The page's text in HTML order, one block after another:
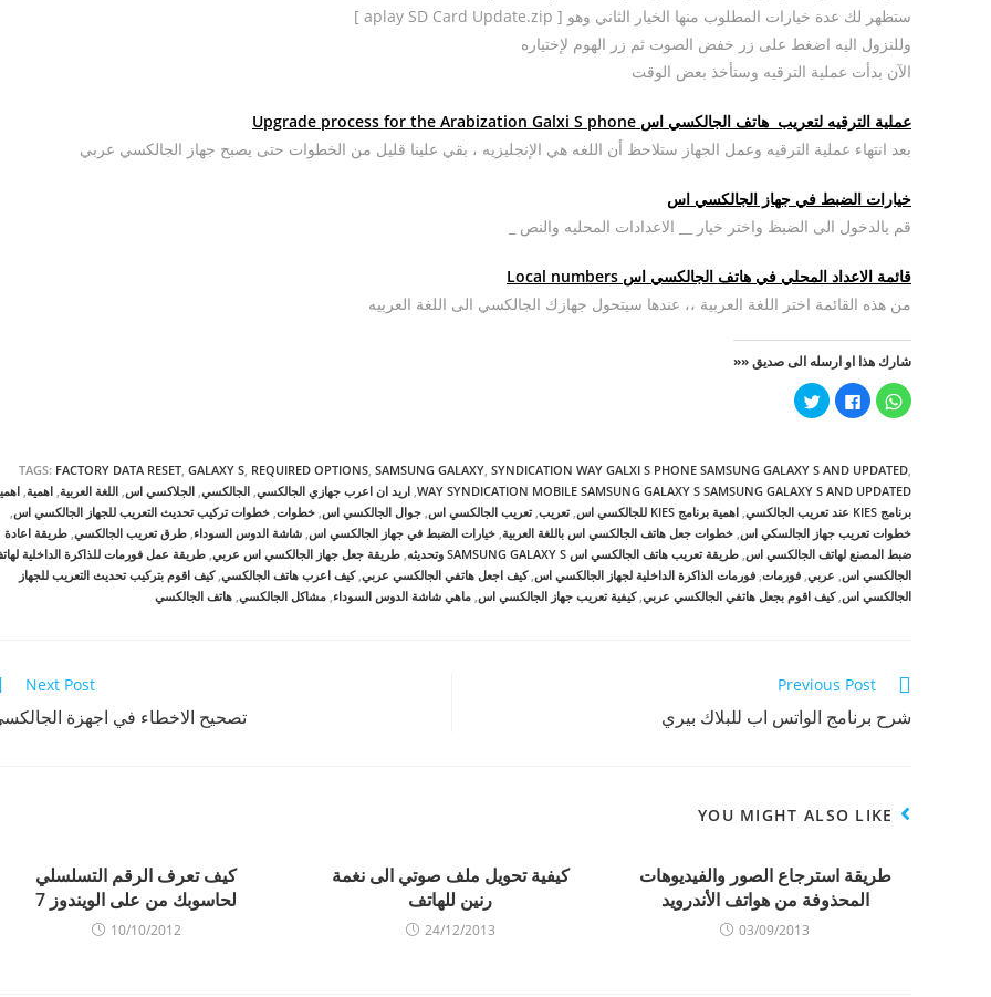
ستظهر لك عدة خيارات المطلوب منها الخيار الثاني وهو [ aplay SD Card Update.zip ]
وللنزول اليه اضغط على زر خفض الصوت ثم زر الهوم لإختياره
الآن بدأت عملية الترقيه وستأخذ بعض الوقت
عملية الترقيه لتعريب هاتف الجالكسي اس Upgrade process for the Arabization Galxi S phone
بعد انتهاء عملية الترقيه وعمل الجهاز ستلاحظ أن اللغه هي الإنجليزيه ، بقي علينا قليل من الخطوات حتى يصبح جهاز الجالكسي عربي
خيارات الضبط في جهاز الجالكسي اس
قم بالدخول الى الضبظ واختر خيار __ الاعدادات المحليه والنص _
قائمة الاعداد المحلي في هاتف الجالكسي اس Local numbers
من هذه القائمة اختر اللغة العربية ،، عندها سيتحول جهازك الجالكسي الى اللغة العربيه
شارك هذا او ارسله الى صديق ««
ن
ل
م
ش
ر
ك
ة
ع
ى
W
ف
ت
ف
ذ
ي
د
ن
ل
م
ش
ر
ك
ة
ع
ى
ف
ي
ف
ح
ف
ة
ج
ة
)
ض
ل
م
ش
ر
ك
ة
ع
ل
ى
ت
و
ت
ف
ي
ج
)
TAGS: FACTORY DATA RESET, GALAXY S, REQUIRED OPTIONS, SAMSUNG GALAXY, SYNDICATION WAY GALXI S PHONE SAMSUNG GALAXY S AND UPDATED,
WAY SYNDICATION MOBILE SAMSUNG GALAXY S SAMSUNG GALAXY S AND UPDATED
, اريد ان اعرب جهازي الجالكسي, الجالكسي, الجلاكسي اس, اللغة العربية, اهمية,
برنامج KIES عند تعريب الجالكسي
, اهمية برنامج KIES للجالكسي اس , تعريب, تعريب الجالكسي اس, جوال الجالكسي اس, خطوات, خطوات تركيب تحديث التعريب للجهاز الجالكسي اس,
خطوات تعريب جهاز الجالسكي اس, خطوات جعل هاتف الجالكسي اس باللغة العربية, خيارات الضبط في جهاز الجالكسي اس, شاشة الدوس السوداء, طرق تعريب الجالكسي, طريقة اعادة
ضبط المصنع لهاتف الجالكسي اس, طريقة تعريب هاتف الجالكسي اس SAMSUNG GALAXY S وتحديثه , طريقة جعل جهاز الجالكسي اس عربي, طريقة عمل فورمات للذاكرة الداخلية
الجالكسي اس, عربي, فورمات, فورمات الذاكرة الداخلية لجهاز الجالكسي اس, كيف اجعل هاتفي الجالكسي عربي, كيف اعرب هاتف الجالكسي, كيف اقوم بتركيب تحديث التعريب للجهاز
الجالكسي اس, كيف اقوم بجعل هاتفي الجالكسي عربي, كيفية تعريب جهاز الجالكسي اس, ماهي شاشة الدوس السوداء, مشاكل الجالكسي, هاتف الجالكسي
Continue
Reading
Previous Post
شرح برنامج الواتس اب للبلاك بيري
Next Post
تصحيح الاخطاء في اجهزة
YOU MIGHT ALSO LIKE
كيف تعرف الرقم التسلسلي
لحاسوبك من على الويندوز 7
10/10/2012
كيفية تحويل ملف صوتي الى نغمة
رنين للهاتف
24/12/2013
طريقة استرجاع الصور والفيديوهات
المحذوفة من هواتف الأندرويد
03/09/2013